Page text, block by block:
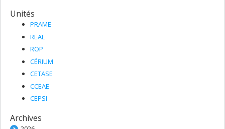
Unités
PRAME
REAL
ROP
CÉRIUM
CETASE
CCEAE
CEPSI
Archives